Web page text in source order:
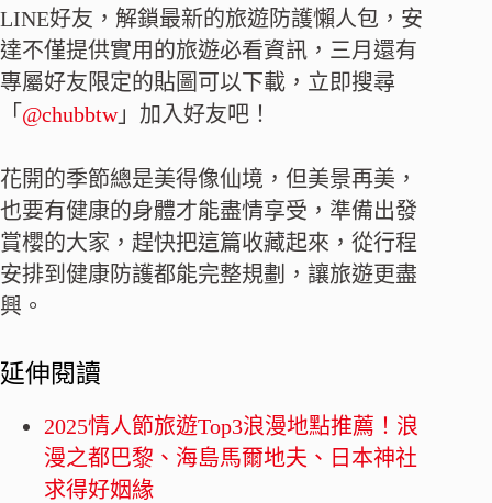
LINE好友，解鎖最新的旅遊防護懶人包，安
達不僅提供實用的旅遊必看資訊，三月還有
專屬好友限定的貼圖可以下載，立即搜尋
「 @chubbtw」加入好友吧！
花開的季節總是美得像仙境，但美景再美，
也要有健康的身體才能盡情享受，準備出發
賞櫻的大家，趕快把這篇收藏起來，從行程
安排到健康防護都能完整規劃，讓旅遊更盡
興。
延伸閱讀
2025情人節旅遊Top3浪漫地點推薦！浪
漫之都巴黎、海島馬爾地夫、日本神社
求得好姻緣